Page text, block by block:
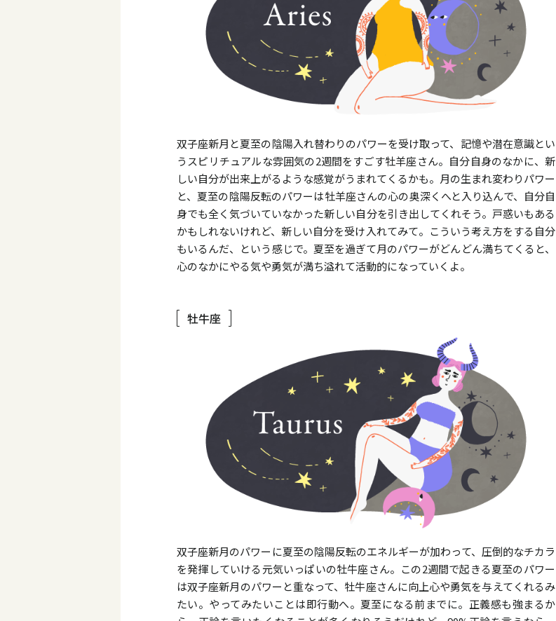
双子座新月と夏至の陰陽入れ替わりのパワーを受け取って、記憶や潜在意識とい
うスピリチュアルな雰囲気の2週間をすごす牡羊座さん。自分自身のなかに、新
しい自分が出来上がるような感覚がうまれてくるかも。月の生まれ変わりパワー
と、夏至の陰陽反転のパワーは牡羊座さんの心の奥深くへと入り込んで、自分自
身でも全く気づいていなかった新しい自分を引き出してくれそう。戸惑いもある
かもしれないけれど、新しい自分を受け入れてみて。こういう考え方をする自分
もいるんだ、という感じで。夏至を過ぎて月のパワーがどんどん満ちてくると、
心のなかにやる気や勇気が満ち溢れて活動的になっていくよ。
牡牛座
双子座新月のパワーに夏至の陰陽反転のエネルギーが加わって、圧倒的なチカラ
を発揮していける元気いっぱいの牡牛座さん。この2週間で起きる夏至のパワー
は双子座新月のパワーと重なって、牡牛座さんに向上心や勇気を与えてくれるみ
たい。やってみたいことは即行動へ。夏至になる前までに。正義感も強まるか